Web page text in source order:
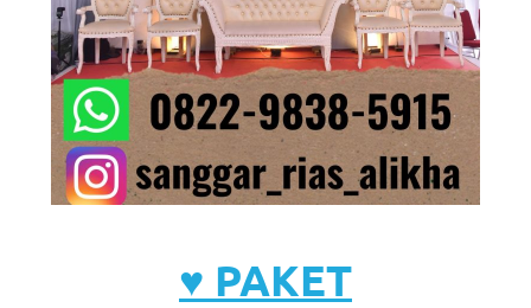
♥ PAKET